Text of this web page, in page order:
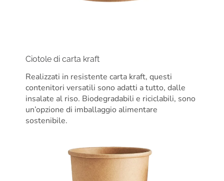
Ciotole di carta kraft
Realizzati in resistente carta kraft, questi
contenitori versatili sono adatti a tutto, dalle
insalate al riso. Biodegradabili e riciclabili, sono
un’opzione di imballaggio alimentare
sostenibile.